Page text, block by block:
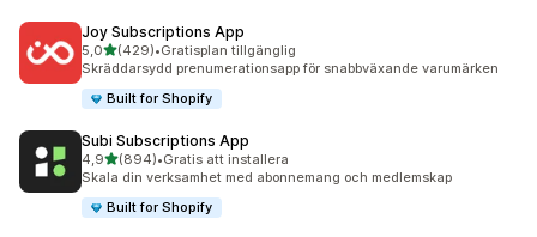
Joy Subscriptions App
5,0av 5 stjärnor
(429)
429 recensioner totalt
•Gratisplan tillgänglig
Skräddarsydd prenumerationsapp för snabbväxande varumärken
Built for Shopify
Subi Subscriptions App
4,9av 5 stjärnor
(894)
894 recensioner totalt
•Gratis att installera
Skala din verksamhet med abonnemang och medlemskap
Built for Shopify